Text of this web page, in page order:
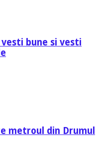
bune si vesti
metroul din Drumul